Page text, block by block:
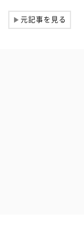
▶元記事を見る